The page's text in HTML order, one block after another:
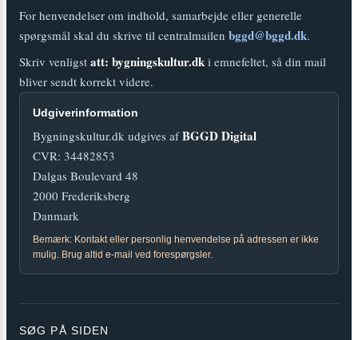
For henvendelser om indhold, samarbejde eller generelle
spørgsmål skal du skrive til centralmailen bggd@bggd.dk.
Skriv venligst att: bygningskultur.dk i emnefeltet, så din mail
bliver sendt korrekt videre.
Udgiverinformation
Bygningskultur.dk udgives afBGGD Digital
CVR: 34482853
Dalgas Boulevard 48
2000 Frederiksberg
Danmark
Bemærk: Kontakt eller personlig henvendelse på adressen er ikke
mulig. Brug altid e-mail ved forespørgsler.
SØG PÅ SIDEN